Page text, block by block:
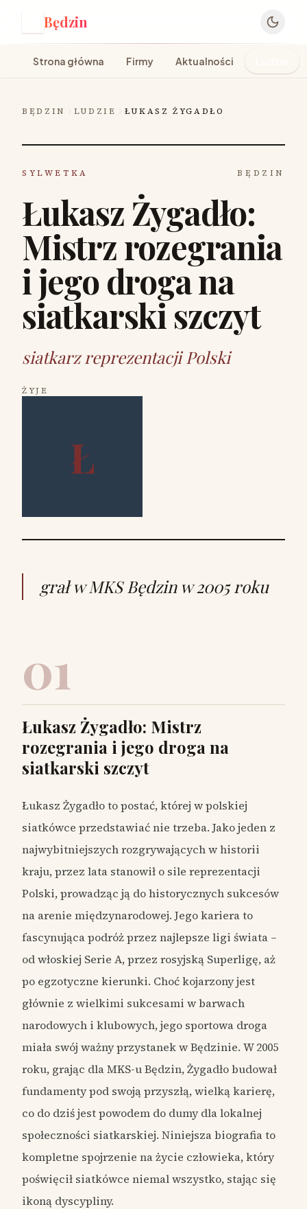
Będzin
Strona główna Firmy Aktualności
BĘDZIN LUDZIE ŁUKASZ ŻYGADŁO
SYLWETKA BĘDZIN
Łukasz Żygadło:
Mistrz rozegrania
i jego droga na
siatkarski szczyt
siatkarz reprezentacji Polski
ŻYJE
Ł
grał w MKS Będzin w 2005 roku
01
Łukasz Żygadło: Mistrz
rozegrania i jego droga na
siatkarski szczyt
Łukasz Żygadło to postać, której w polskiej
siatkówce przedstawiać nie trzeba. Jako jeden z
najwybitniejszych rozgrywających w historii
kraju, przez lata stanowił o sile reprezentacji
Polski, prowadząc ją do historycznych sukcesów
na arenie międzynarodowej. Jego kariera to
fascynująca podróż przez najlepsze ligi świata –
od włoskiej Serie A, przez rosyjską Superligę, aż
po egzotyczne kierunki. Choć kojarzony jest
głównie z wielkimi sukcesami w barwach
narodowych i klubowych, jego sportowa droga
miała swój ważny przystanek w Będzinie. W 2005
roku, grając dla MKS-u Będzin, Żygadło budował
fundamenty pod swoją przyszłą, wielką karierę,
co do dziś jest powodem do dumy dla lokalnej
społeczności siatkarskiej. Niniejsza biografia to
kompletne spojrzenie na życie człowieka, który
poświęcił siatkówce niemal wszystko, stając się
ikoną dyscypliny.